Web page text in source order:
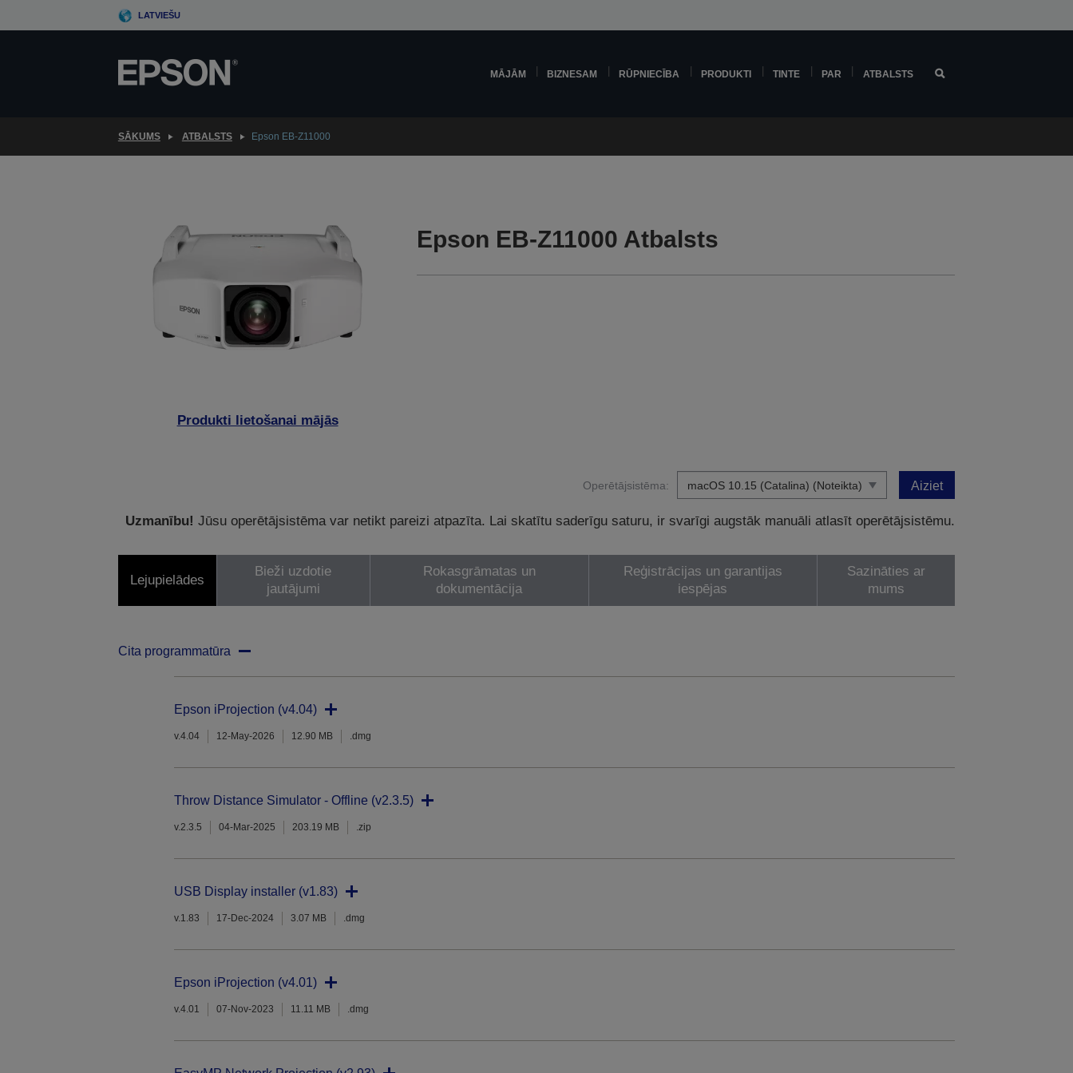
to
LATVIEŠU
MĀJĀM BIZNESAM RŪPNIECĪBA PRODUKTI TINTE PAR ATBALSTS
SĀKUMS ATBALSTS Epson EB-Z11000
Produkti lietošanai mājās
Epson EB-Z11000 Atbalsts
Operētājsistēma: Aiziet
Uzmanību! Jūsu operētājsistēma var netikt pareizi atpazīta. Lai skatītu saderīgu saturu, ir svarīgi augstāk manuāli atlasīt operētājsistēmu.
Lejupielādes
Bieži uzdotie
jautājumi
Rokasgrāmatas un
dokumentācija
Reģistrācijas un garantijas
iespējas
Sazināties ar
mums
Cita programmatūra
Epson iProjection (v4.04)
v.4.04 12-May-2026 12.90 MB .dmg
Throw Distance Simulator - Offline (v2.3.5)
v.2.3.5 04-Mar-2025 203.19 MB .zip
USB Display installer (v1.83)
v.1.83 17-Dec-2024 3.07 MB .dmg
Epson iProjection (v4.01)
v.4.01 07-Nov-2023 11.11 MB .dmg